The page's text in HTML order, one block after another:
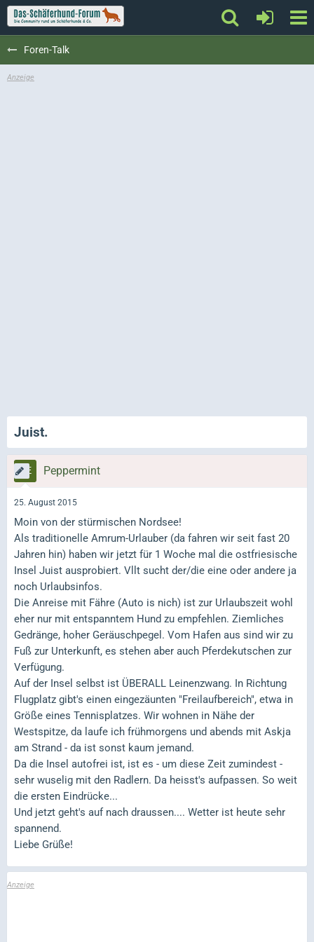
Foren-Talk
Juist.
Peppermint
25. August 2015
Moin von der stürmischen Nordsee!
Als traditionelle Amrum-Urlauber (da fahren wir seit fast 20
Jahren hin) haben wir jetzt für 1 Woche mal die ostfriesische
Insel Juist ausprobiert. Vllt sucht der/die eine oder andere ja
noch Urlaubsinfos.
Die Anreise mit Fähre (Auto is nich) ist zur Urlaubszeit wohl
eher nur mit entspanntem Hund zu empfehlen. Ziemliches
Gedränge, hoher Geräuschpegel. Vom Hafen aus sind wir zu
Fuß zur Unterkunft, es stehen aber auch Pferdekutschen zur
Verfügung.
Auf der Insel selbst ist ÜBERALL Leinenzwang. In Richtung
Flugplatz gibt's einen eingezäunten "Freilaufbereich", etwa in
Größe eines Tennisplatzes. Wir wohnen in Nähe der
Westspitze, da laufe ich frühmorgens und abends mit Askja
am Strand - da ist sonst kaum jemand.
Da die Insel autofrei ist, ist es - um diese Zeit zumindest -
sehr wuselig mit den Radlern. Da heisst's aufpassen. So weit
die ersten Eindrücke...
Und jetzt geht's auf nach draussen.... Wetter ist heute sehr
spannend.
Liebe Grüße!